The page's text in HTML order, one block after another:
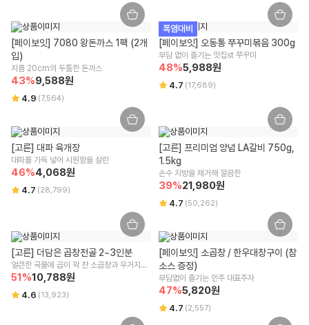
[페이보잇] 7080 왕돈까스 1팩 (2개
입)
지름 20cm의 두툼한 돈까스
43%9,588원
4.9 (7,564)
폭염대비
[페이보잇] 오동통 쭈꾸미볶음 300g
부담 없이 즐기는 맛집st 쭈꾸미
48%5,988원
4.7 (17,689)
[고른] 대파 육개장
대파를 가득 넣어 시원함을 살린
46%4,068원
4.7 (28,799)
[고른] 프리미엄 양념 LA갈비 750g,
1.5kg
손수 지방을 제거해 깔끔한
39%21,980원
4.7 (50,262)
[고른] 더담은 곱창전골 2~3인분
얼큰한 국물에 곱이 꽉 찬 소곱창과 우거지가
가득!
51 %10,788원
4.6 (13,923)
[페이보잇] 소곱창 / 한우대창구이 (참
소스 증정)
부담없이 즐기는 안주 대표주자
47%5,820원
4.7 (2,557)